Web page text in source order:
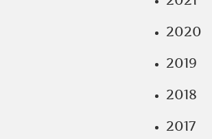
2020
2019
2018
2017